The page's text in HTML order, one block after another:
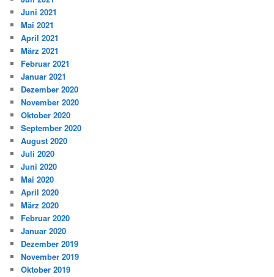
Juni 2021
Mai 2021
April 2021
März 2021
Februar 2021
Januar 2021
Dezember 2020
November 2020
Oktober 2020
September 2020
August 2020
Juli 2020
Juni 2020
Mai 2020
April 2020
März 2020
Februar 2020
Januar 2020
Dezember 2019
November 2019
Oktober 2019